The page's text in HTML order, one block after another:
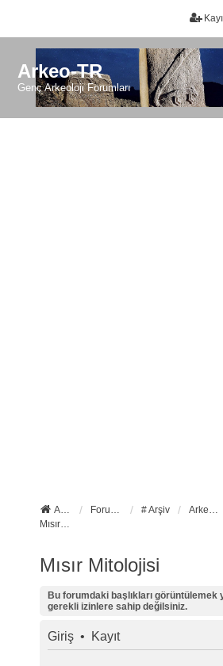
Arkeo-TR
Genç Arkeoloji Forumları
Anasayfa Forum ana sayfa # Arşiv Arkeoloji
Mısır Mitolojisi
Mısır Mitolojisi
Bu forumdaki başlıkları görüntülemek
gerekli izinlere sahip değilsiniz.
Giriş• Kayıt